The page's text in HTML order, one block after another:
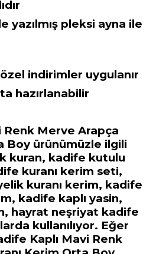
yazılmış pleksi ayna ile
indirimler uygulanır
hazırlanabilir
Renk Merve Arapça
Boy ürünümüzle ilgili
kuran, kadife kutulu
kuranı kerim seti,
kuranı kerim, kadife
kadife kaplı yasin,
hayrat neşriyat kadife
kullanılıyor. Eğer
Kaplı Mavi Renk